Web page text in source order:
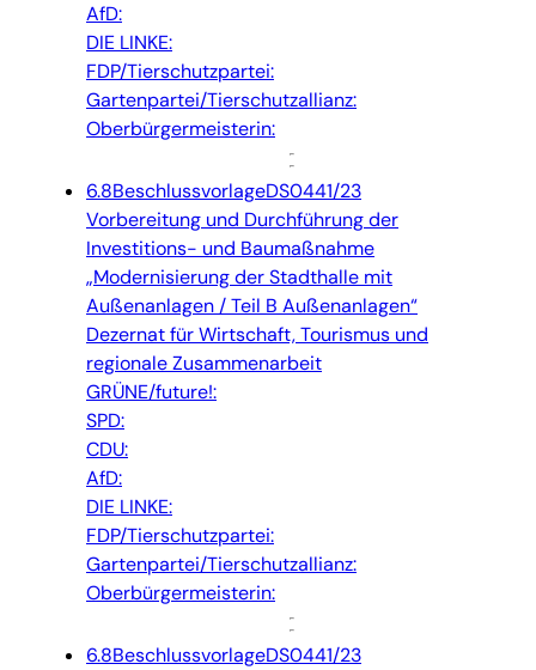
AfD:
DIE LINKE:
FDP/Tierschutzpartei:
Gartenpartei/Tierschutzallianz:
Oberbürgermeisterin:
6.8BeschlussvorlageDS0441/23
Vorbereitung und Durchführung der
Investitions- und Baumaßnahme
„Modernisierung der Stadthalle mit
Außenanlagen / Teil B Außenanlagen“
Dezernat für Wirtschaft, Tourismus und
regionale Zusammenarbeit
GRÜNE/future!:
SPD:
CDU:
AfD:
DIE LINKE:
FDP/Tierschutzpartei:
Gartenpartei/Tierschutzallianz:
Oberbürgermeisterin:
6.8BeschlussvorlageDS0441/23